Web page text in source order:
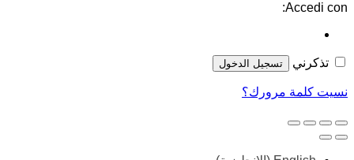
Accedi con:
تذكرني تسجيل الدخول
نسيت كلمة مرورك؟